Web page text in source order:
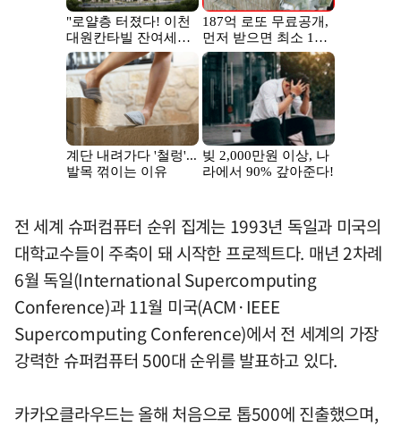
전 세계 슈퍼컴퓨터 순위 집계는 1993년 독일과 미국의
대학교수들이 주축이 돼 시작한 프로젝트다. 매년 2차례
6월 독일(International Supercomputing
Conference)과 11월 미국(ACM·IEEE
Supercomputing Conference)에서 전 세계의 가장
강력한 슈퍼컴퓨터 500대 순위를 발표하고 있다.
카카오클라우드는 올해 처음으로 톱500에 진출했으며,